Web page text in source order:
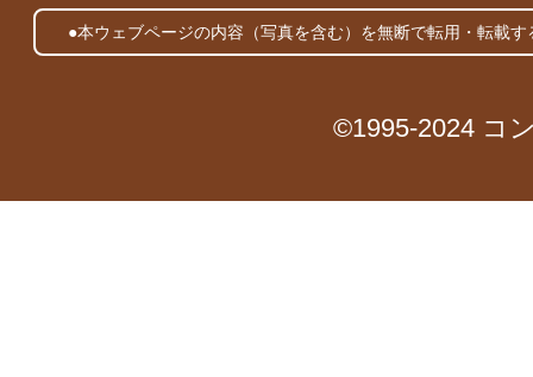
●本ウェブページの内容（写真を含む）を無断で転用・転載
©1995-2024 コ